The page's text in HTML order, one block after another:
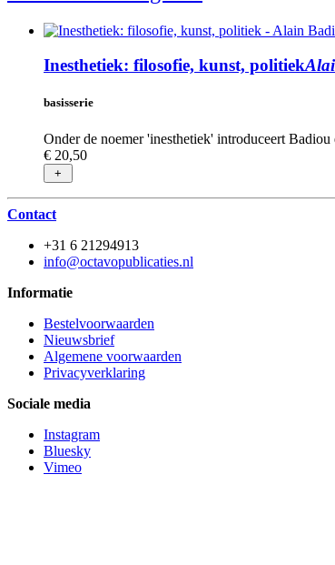
Inesthetiek: filosofie, kunst, politiek
basisserie
Onder de noemer 'inesthetiek' introduceert
€ 20,50
+
Contact
+31 6 21294913
info@octavopublicaties.nl
Informatie
Bestelvoorwaarden
Nieuwsbrief
Algemene voorwaarden
Privacyverklaring
Sociale media
Instagram
Bluesky
Vimeo